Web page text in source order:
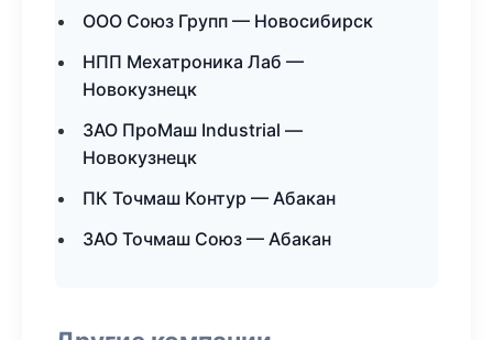
ООО Союз Групп — Новосибирск
НПП Мехатроника Лаб —
Новокузнецк
ЗАО ПроМаш Industrial —
Новокузнецк
ПК Точмаш Контур — Абакан
ЗАО Точмаш Союз — Абакан